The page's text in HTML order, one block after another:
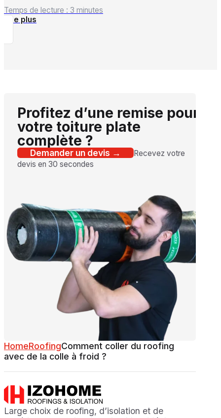
Temps de lecture : 3 minutes
Lire plus
Profitez d’une remise pour
votre toiture plate
complète ?
Demander un devis →
Recevez votre
devis en 30 secondes
HomeRoofingComment coller du roofing
avec de la colle à froid ?
Large choix de roofing, d’isolation et de